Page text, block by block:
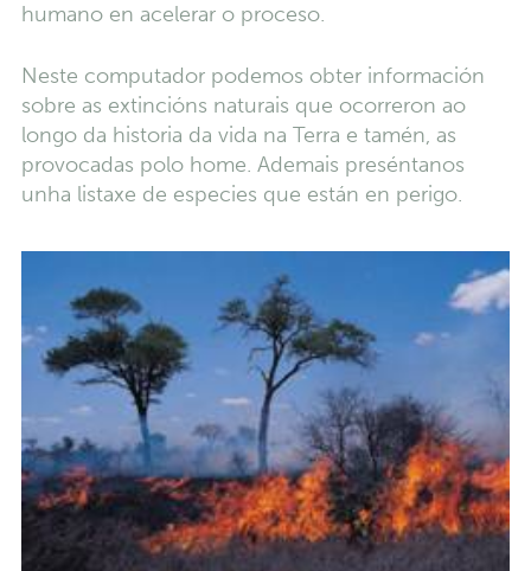
humano en acelerar o proceso.
Neste computador podemos obter información
sobre as extincións naturais que ocorreron ao
longo da historia da vida na Terra e tamén, as
provocadas polo home. Ademais preséntanos
unha listaxe de especies que están en perigo.